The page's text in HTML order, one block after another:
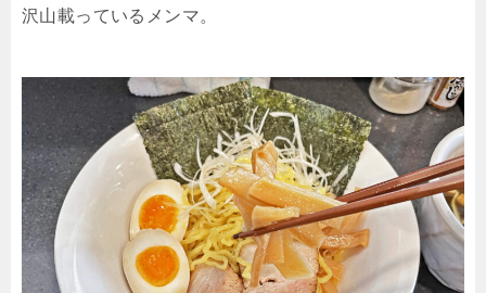
沢山載っているメンマ。